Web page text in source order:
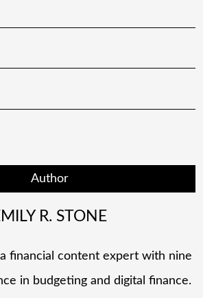
Author
R. STONE
a financial content expert with nine
in budgeting and digital finance.